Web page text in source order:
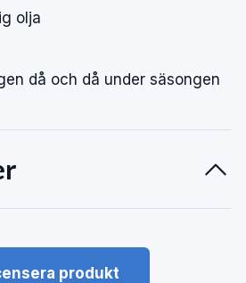
olja
då och då under säsongen
produkt